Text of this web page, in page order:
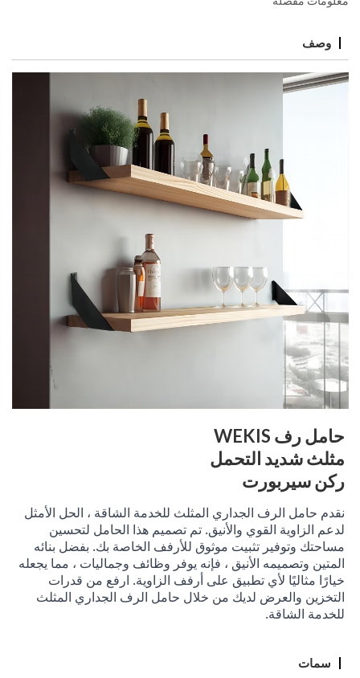
وصف
حامل رف WEKIS
مثلث شديد التحمل
ركن سيربورت
للخدمة الشاقة.
سمات